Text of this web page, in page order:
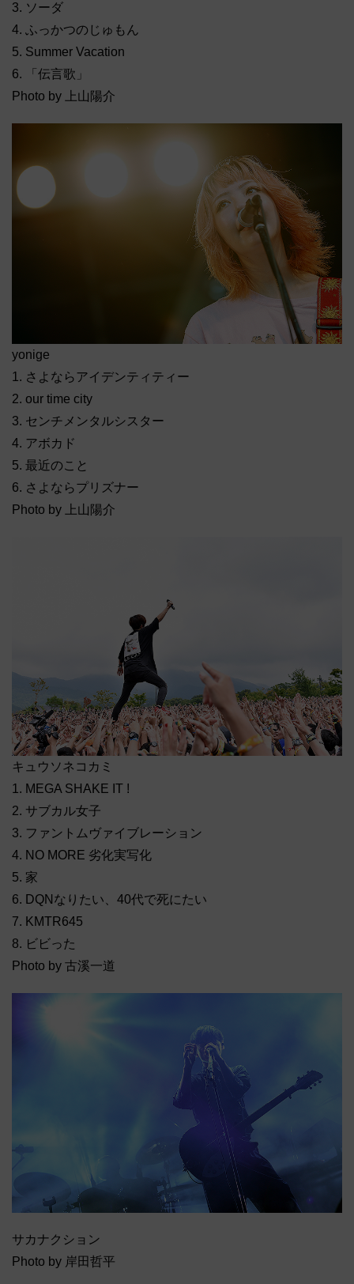
3. ソーダ
4. ふっかつのじゅもん
5. Summer Vacation
6. 「伝言歌」
Photo by 上山陽介
yonige
1. さよならアイデンティティー
2. our time city
3. センチメンタルシスター
4. アボカド
5. 最近のこと
6. さよならプリズナー
Photo by 上山陽介
キュウソネコカミ
1. MEGA SHAKE IT !
2. サブカル女子
3. ファントムヴァイブレーション
4. NO MORE 劣化実写化
5. 家
6. DQNなりたい、40代で死にたい
7. KMTR645
8. ビビった
Photo by 古溪一道
サカナクション
Photo by 岸田哲平